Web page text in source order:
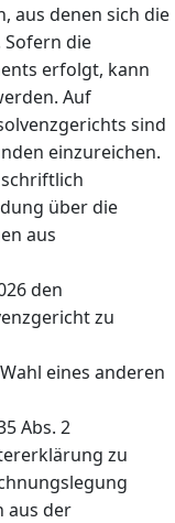
aus denen sich die
die
erfolgt, kann
Auf
sind
einzureichen.
über die
aus
den
zu
eines anderen
Abs. 2
zu
aus der